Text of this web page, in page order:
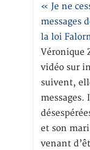
« Je ne
messages
la loi
Véronique
vidéo sur
suivent,
et son
venant